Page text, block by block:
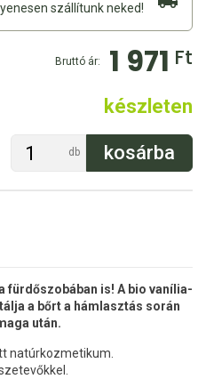
szállítunk neked!
Bruttó ár: 1 971 Ft
készleten
db
fürdőszobában is! A bio vanília-
a bőrt a hámlasztás során
után.
natúrkozmetikum.